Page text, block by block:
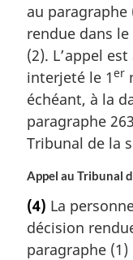
au paragraphe
rendue dans
(2). L’appel
interjeté le 1er
échéant, à la
paragraphe
Tribunal de la
Appel au Tribunal
(4) La
décision
paragraphe